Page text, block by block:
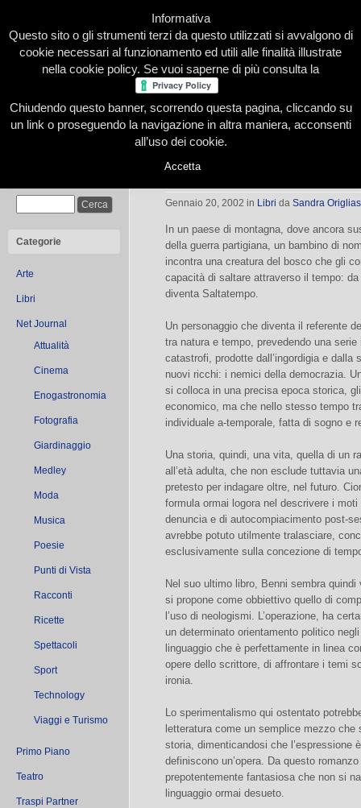
Home Presentazione Redazione Le nostre firme
Categorie
Arte
Libri
Net Journal
Attualità
Cinema
Enogastronomia
Fotografia
Giardinaggio
Medley
Moda
Musica
Poesie
Punti di Vista
Racconti
Ricette
Spettacoli
Sport
Technology
Viaggi e Turismo
Primo Piano
Teatro
Traspi Partner
Tra natura e tempo
Gennaio 20, 2002 in Libri da Sandra
In un paese di montagna, dove ancora
della guerra partigiana, un bambino di
incontra una creatura del bosco che gli
capacità di saltare attraverso il tempo: da
diventa Saltatempo.
Un personaggio che diventa il referente
tra natura e tempo, prevedendo una
catastrofi, prodotte dall’ingordigia e dalla
nuovi ricchi: i nemici della democrazia.
si colloca in una precisa epoca storica,
economico, ma che nello stesso tempo
individuale a-temporale, fatta di sogno e
Una storia, quindi, una vita, quella di un
all’età adulta, che non esclude tuttavia
pretesto per indagare oltre, nel futuro.
formula ormai logora nel descrivere i
denuncia e di autocompiacimento post-
avrebbe potuto utilmente tralasciare,
esclusivamente sulla concezione di
Nel suo ultimo libro, Benni sembra
si propone come obbiettivo quello di
l’uso di neologismi. L’operazione, ha
un determinato orientamento politico
linguaggio che è perfettamente in linea
opere dello scrittore, di affrontare i temi
ironia.
Lo sperimentalismo qui ostentato
letteratura come un semplice mezzo
storia, dimenticandosi che l’espressione
definiscono un’opera. Da questo
prepotentemente fantasiosa che non si
linguaggio ormai desueto.
Informativa
Questo sito o gli strumenti terzi da questo utilizzati si avvalgono di
cookie necessari al funzionamento ed utili alle finalità illustrate
nella cookie policy. Se vuoi saperne di più consulta la
Chiudendo questo banner, scorrendo questa pagina, cliccando su
un link o proseguendo la navigazione in altra maniera, acconsenti
all’uso dei cookie.
Accetta